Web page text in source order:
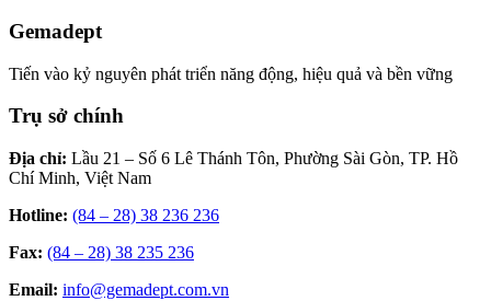
Gemadept
Tiến vào kỷ nguyên phát triển năng động, hiệu quả và bền vững
Trụ sở chính
Địa chỉ: Lầu 21 – Số 6 Lê Thánh Tôn, Phường Sài Gòn, TP. Hồ
Chí Minh, Việt Nam
Hotline: (84 – 28) 38 236 236
Fax: (84 – 28) 38 235 236
Email: info@gemadept.com.vn